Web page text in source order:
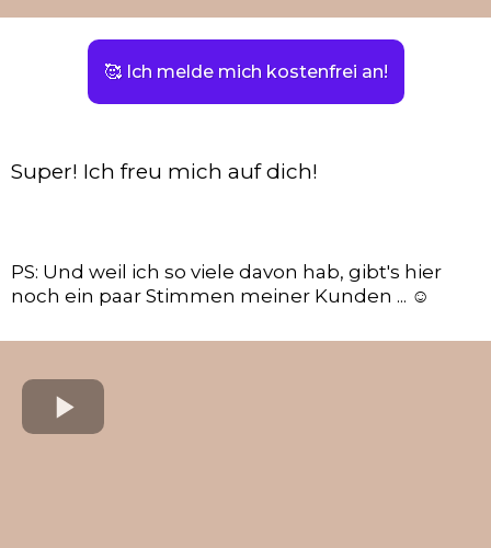
🥰 Ich melde mich kostenfrei an!
Super! Ich freu mich auf dich!
PS: Und weil ich so viele davon hab, gibt's hier
noch ein paar Stimmen meiner Kunden ... ☺️